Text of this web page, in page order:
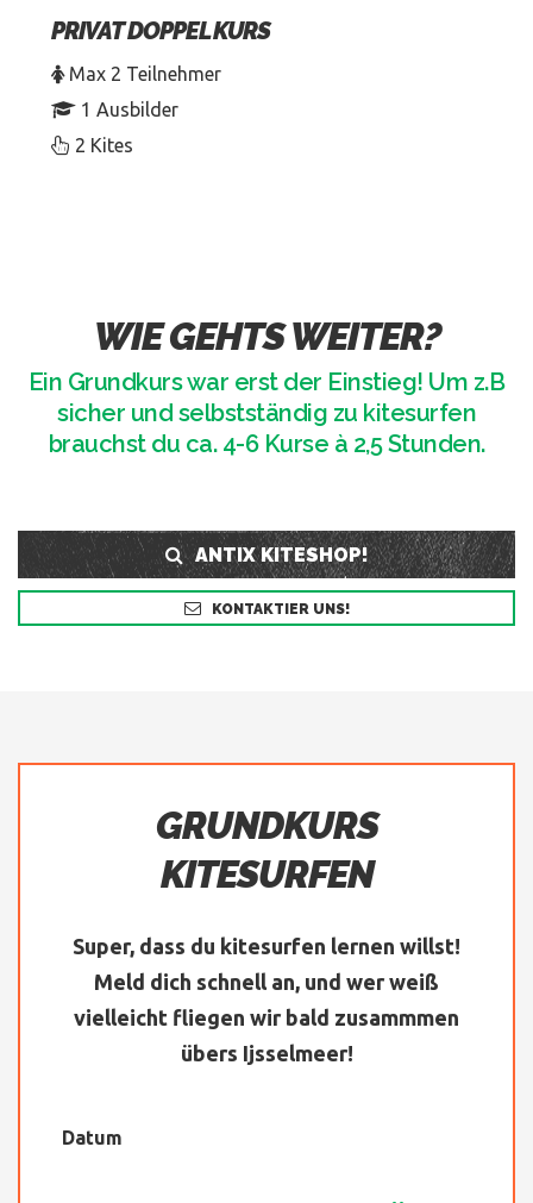
PRIVAT DOPPEL KURS
Max 2 Teilnehmer
1 Ausbilder
2 Kites
WIE GEHTS WEITER?
Ein Grundkurs war erst der Einstieg! Um z.B
sicher und selbstständig zu kitesurfen
brauchst du ca. 4-6 Kurse à 2,5 Stunden.
ANTIX KITESHOP!
KONTAKTIER UNS!
GRUNDKURS
KITESURFEN
Super, dass du kitesurfen lernen willst!
Meld dich schnell an, und wer weiß
vielleicht fliegen wir bald zusammmen
übers Ijsselmeer!
Datum